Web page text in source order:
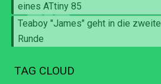
eines ATtiny 85
Teaboy "James" geht in die zweite
Runde
TAG CLOUD